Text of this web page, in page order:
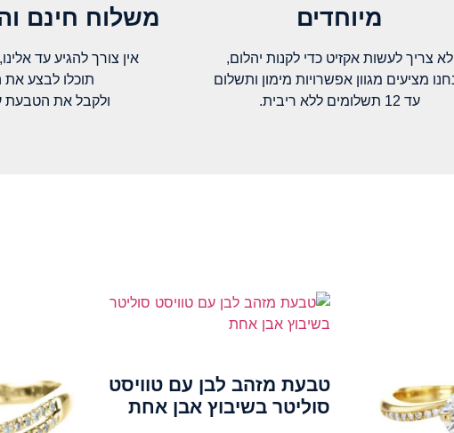
מיוחדים
לא צריך לעשות אקזיט כדי לקנות יהלום,
מציעים מגוון אפשרויות מימון ותשלום
עד 12 תשלומים ללא ריבית.
משלוח חינם
אין צורך להגיע עד אלינו,
תוכלו לבצע
ולקבל את הטבעת
טבעת מזהב לבן עם טוויסט
סוליטר בשיבוץ אבן אחת